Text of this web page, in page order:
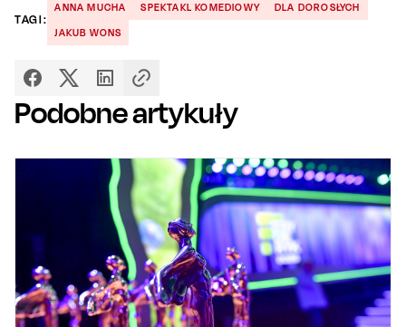
TAGI:
ANNA MUCHA SPEKTAKL KOMEDIOWY
DLA DOROSŁYCH
JAKUB WONS
Podobne artykuły